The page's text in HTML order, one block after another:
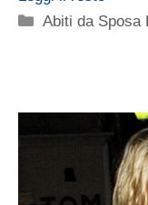
Categorie
Abiti da Sposa